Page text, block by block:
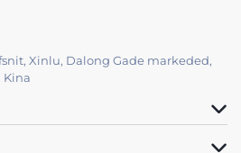
Xinlu, Dalong Gade markeded,
Kina